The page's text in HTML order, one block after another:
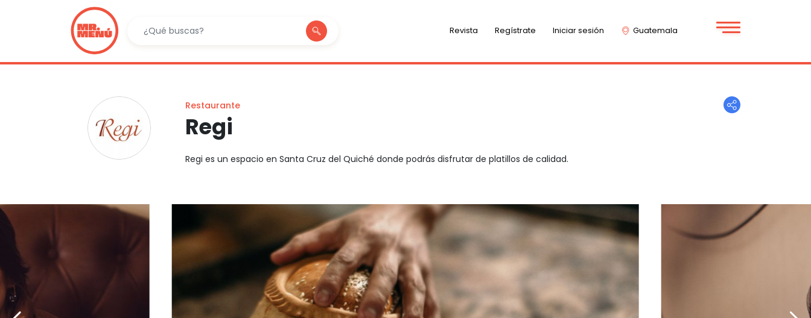
Revista Regístrate Iniciar sesión Guatemala
Restaurante
Regi
Regi es un espacio en Santa Cruz del Quiché donde podrás disfrutar de platillos de calidad.